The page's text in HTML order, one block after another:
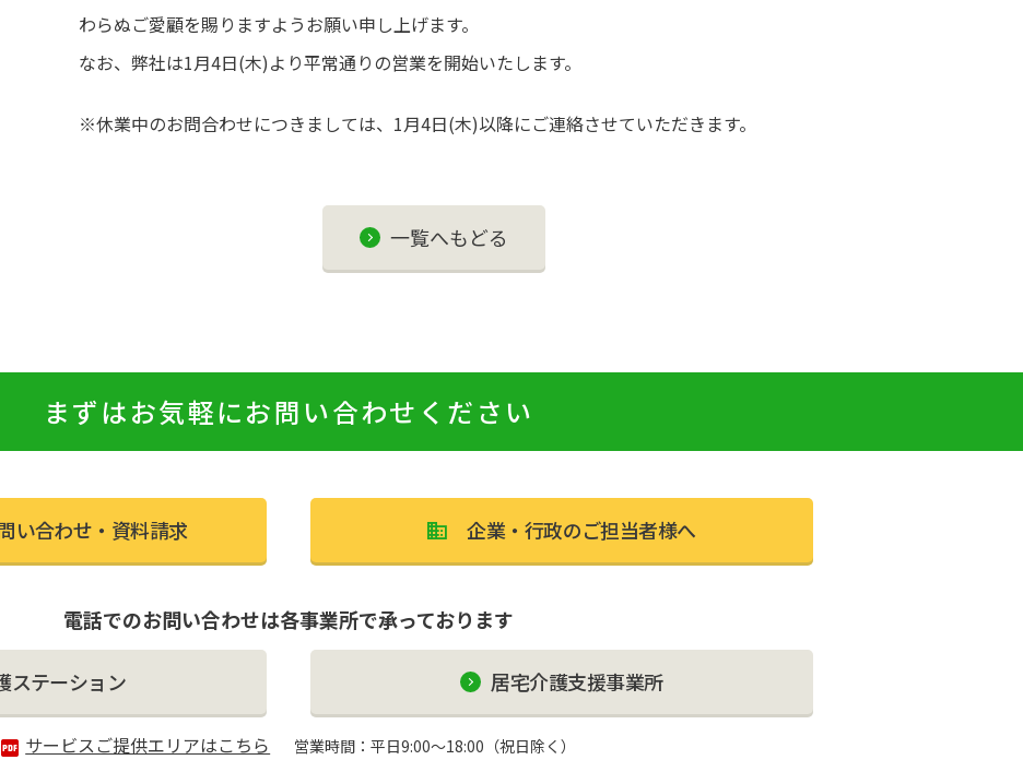
わらぬご愛顧を賜りますようお願い申し上げます。
なお、弊社は1月4日(木)より平常通りの営業を開始いたします。
※休業中のお問合わせにつきましては、1月4日(木)以降にご連絡させていただきます。
一覧へもどる
まずはお気軽にお問い合わせください
い合わせ・資料請求 企業・行政のご担当者様へ
電話でのお問い合わせは各事業所で承っております
ステーション 居宅介護⽀援事業所
サービスご提供エリアはこちら 営業時間：平日9:00〜18:00（祝日除く）